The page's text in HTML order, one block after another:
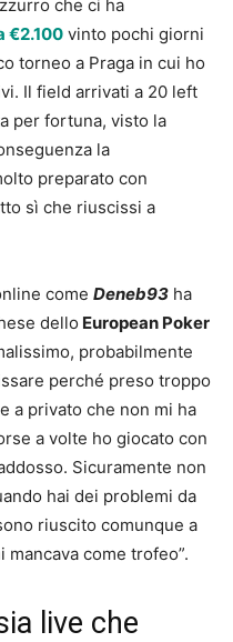
che ci ha
€2.100 vinto pochi giorni
torneo a Praga in cui ho
Il field arrivati a 20 left
per fortuna, visto la
la
preparato con
sì che riuscissi a
come Deneb93 ha
dello European Poker
probabilmente
perché preso troppo
a privato che non mi ha
a volte ho giocato con
Sicuramente non
hai dei problemi da
riuscito comunque a
mancava come trofeo”.
live che